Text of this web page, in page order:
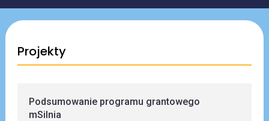
Projekty
Podsumowanie programu grantowego
mSilnia